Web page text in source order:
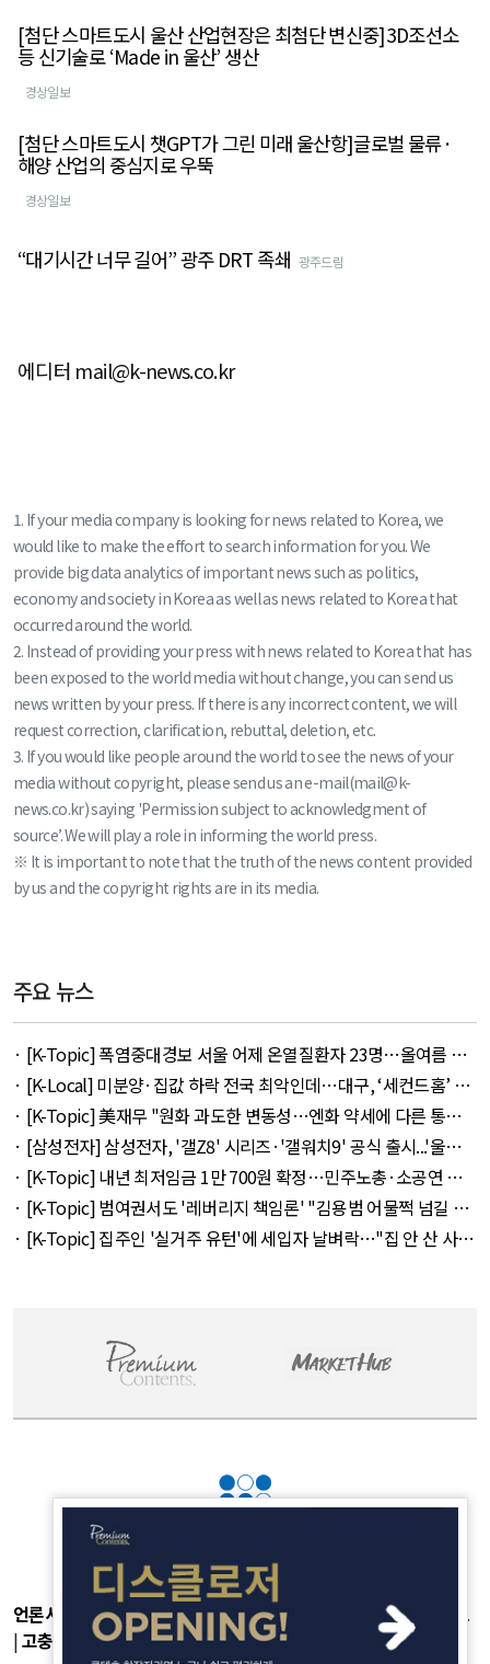
[첨단 스마트도시 울산 산업현장은 최첨단 변신중]3D조선소
등 신기술로 ‘Made in 울산’ 생산
경상일보
[첨단 스마트도시 챗GPT가 그린 미래 울산항]글로벌 물류·
해양 산업의 중심지로 우뚝
경상일보
“대기시간 너무 길어” 광주 DRT 족쇄 광주드림
에디터 mail@k-news.co.kr
1. If your media company is looking for news related to Korea, we
would like to make the effort to search information for you. We
provide big data analytics of important news such as politics,
economy and society in Korea as well as news related to Korea that
occurred around the world.
2. Instead of providing your press with news related to Korea that has
been exposed to the world media without change, you can send us
news written by your press. If there is any incorrect content, we will
request correction, clarification, rebuttal, deletion, etc.
3. If you would like people around the world to see the news of your
media without copyright, please send us an e-mail(mail@k-
news.co.kr) saying 'Permission subject to acknowledgment of
source’. We will play a role in informing the world press.
※ It is important to note that the truth of the news content provided
by us and the copyright rights are in its media.
주요 뉴스
· [K-Topic] 폭염중대경보 서울 어제 온열질환자 23명…올여름 최
다 외 33건 - August 5, 2026
· [K-Local] 미분양·집값 하락 전국 최악인데…대구, ‘세컨드홈’ 특
례서 빠졌다 외 11건 - August 5, 2026
· [K-Topic] 美재무 "원화 과도한 변동성…엔화 약세에 다른 통화
뒤따를 것" 외 50건 - August 5, 2026
· [삼성전자] 삼성전자, '갤Z8' 시리즈·'갤워치9' 공식 출시...'울트
라' 257만 7300원 외 51건 - August 6, 2026
· [K-Topic] 내년 최저임금 1만 700원 확정…민주노총·소공연 이
의 불수용 외 44건 - August 5, 2026
· [K-Topic] 범여권서도 '레버리지 책임론' "김용범 어물쩍 넘길 수
없어" 외 50건 - August 5, 2026
· [K-Topic] 집주인 '실거주 유턴'에 세입자 날벼락…"집 안 산 사람
언론사소개 |개인정보취급방침|광고후원 부가서비스|기사제보
|고충처리 |청소년보호정책